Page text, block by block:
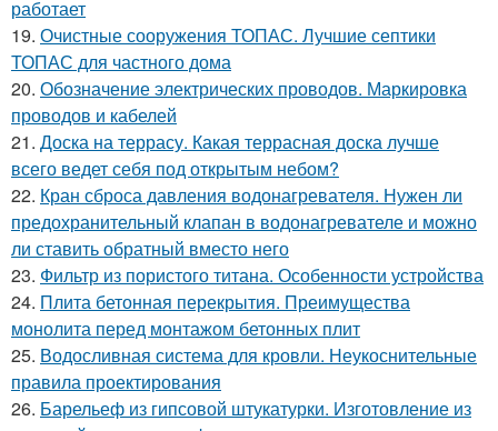
работает
19. Очистные сооружения ТОПАС. Лучшие септики
ТОПАС для частного дома
20. Обозначение электрических проводов. Маркировка
проводов и кабелей
21. Доска на террасу. Какая террасная доска лучше
всего ведет себя под открытым небом?
22. Кран сброса давления водонагревателя. Нужен ли
предохранительный клапан в водонагревателе и можно
ли ставить обратный вместо него
23. Фильтр из пористого титана. Особенности устройства
24. Плита бетонная перекрытия. Преимущества
монолита перед монтажом бетонных плит
25. Водосливная система для кровли. Неукоснительные
правила проектирования
26. Барельеф из гипсовой штукатурки. Изготовление из